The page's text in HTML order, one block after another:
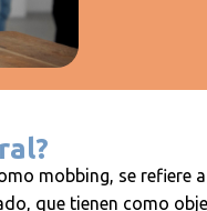
mobbing, se refiere
que tienen como